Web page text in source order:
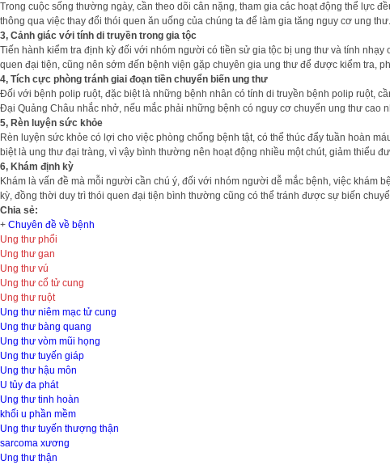
Trong cuộc sống thường ngày, cần theo dõi cân nặng, tham gia các hoạt động thể lực
thông qua việc thay đổi thói quen ăn uống của chúng ta để làm gia tăng nguy cơ ung thư.
3, Cảnh giác với tính di truyền trong gia tộc
Tiến hành kiểm tra định kỳ đối với nhóm người có tiền sử gia tộc bị ung thư và tính nhạy
quen đại tiện, cũng nên sớm đến bệnh viện gặp chuyên gia ung thư để được kiểm tra,
4, Tích cực phòng tránh giai đoạn tiền chuyển biến ung thư
Đối với bệnh polip ruột, đặc biệt là những bệnh nhân có tính di truyền bệnh polip ruột,
Đại Quảng Châu nhắc nhở, nếu mắc phải những bệnh có nguy cơ chuyển ung thư cao
5, Rèn luyện sức khỏe
Rèn luyện sức khỏe có lợi cho việc phòng chống bệnh tật, có thể thúc đẩy tuần hoàn
biệt là ung thư đại tràng, vì vậy bình thường nên hoạt động nhiều một chút, giảm thiểu
6, Khám định kỳ
Khám là vấn đề mà mỗi người cần chú ý, đối với nhóm người dễ mắc bệnh, việc khám
kỳ, đồng thời duy trì thói quen đại tiện bình thường cũng có thể tránh được sự biến
Chia sẻ:
+ Chuyên đề về bệnh
Ung thư phổi
Ung thư gan
Ung thư vú
Ung thư cổ tử cung
Ung thư ruột
Ung thư niêm mạc tử cung
Ung thư bàng quang
Ung thư vòm mũi họng
Ung thư tuyến giáp
Ung thư hậu môn
U tủy đa phát
Ung thư tinh hoàn
khối u phần mềm
Ung thư tuyến thượng thận
sarcoma xương
Ung thư thận